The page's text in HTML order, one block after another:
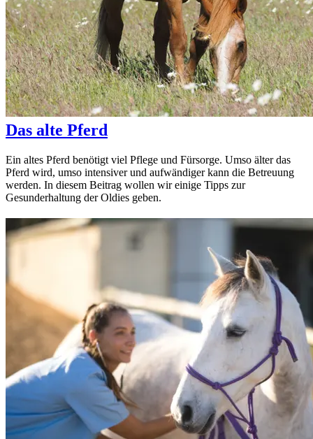
Das alte Pferd
Ein altes Pferd benötigt viel Pflege und Fürsorge. Umso älter das
Pferd wird, umso intensiver und aufwändiger kann die Betreuung
werden. In diesem Beitrag wollen wir einige Tipps zur
Gesunderhaltung der Oldies geben.